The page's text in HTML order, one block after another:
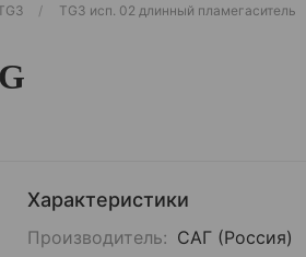
TG3 исп. 02 длинный пламегаситель
Характеристики
Производитель: САГ (Россия)